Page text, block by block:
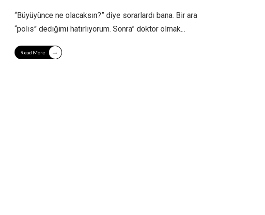
“Büyüyünce ne olacaksın?” diye sorarlardı bana. Bir ara
“polis” dediğimi hatırlıyorum. Sonra” doktor olmak...
Read More →